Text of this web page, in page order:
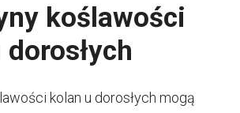
koślawości
kolan u dorosłych mogą